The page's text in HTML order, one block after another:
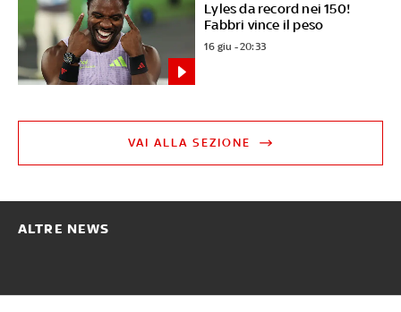
Lyles da record nei 150!
Fabbri vince il peso
16 giu - 20:33
VAI ALLA SEZIONE
ALTRE NEWS